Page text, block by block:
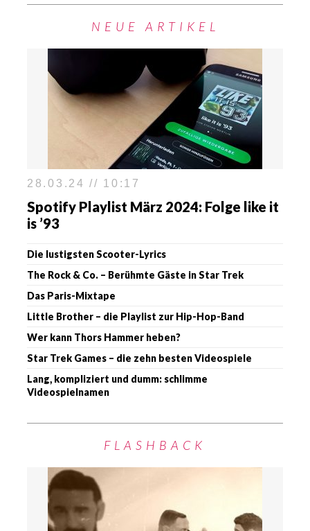
NEUE ARTIKEL
28.03.24 // 10:17
Spotify Playlist März 2024: Folge like it
is ’93
Die lustigsten Scooter-Lyrics
The Rock & Co. – Berühmte Gäste in Star Trek
Das Paris-Mixtape
Little Brother – die Playlist zur Hip-Hop-Band
Wer kann Thors Hammer heben?
Star Trek Games – die zehn besten Videospiele
Lang, kompliziert und dumm: schlimme
Videospielnamen
FLASHBACK